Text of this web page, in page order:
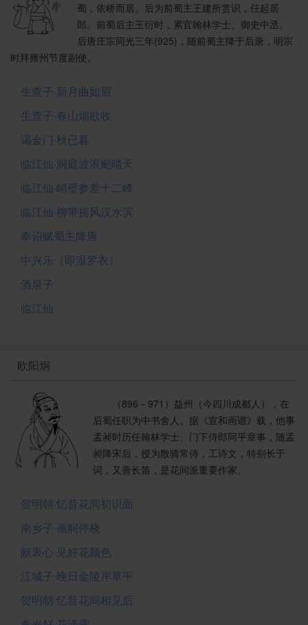
蜀，依峤而居。后为前蜀主王建所赏识，任起居
郎。前蜀后主王衍时，累官翰林学士、御史中丞。
后唐庄宗同光三年(925)，随前蜀主降于后唐，明宗
时拜雍州节度副使。
生查子·新月曲如眉
生查子·春山烟欲收
谒金门·秋已暮
临江仙·洞庭波浪颭晴天
临江仙·峭壁参差十二峰
临江仙·柳带摇风汉水滨
奉诏赋蜀主降唐
中兴乐（即湿罗衣）
酒泉子
临江仙
欧阳炯
（896－971）益州（今四川成都人），在
后蜀任职为中书舍人。据《宣和画谱》载，他事
孟昶时历任翰林学士、门下侍郎同平章事，随孟
昶降宋后，授为散骑常侍，工诗文，特别长于
词，又善长笛，是花间派重要作家。
贺明朝·忆昔花间初识面
南乡子·画舸停桡
献衷心·见好花颜色
江城子·晚日金陵岸草平
贺明朝·忆昔花间相见后